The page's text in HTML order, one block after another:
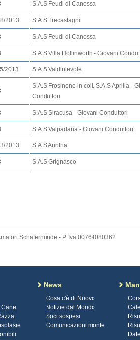
S.A.S Feudi di Canossa
2013 S.A.S Trecastagni
S.A.S Feudi di Canossa
S.A.S Villa Hollinworth - Giovani
2013 S.A.S Valdinievole
S.A.S Frosinone in coll. S.A.S Aprilia -
Conduttori
S.A.S Siracusa - Giovani Conduttori
S.A.S Valpadana - Giovani Conduttori
2013 S.A.S Arintha
S.A.S Grignasco
Schäferhunde - P. Iva 00764080362
Cane
News
Cosa c'è di Nuovo
Notizie dal Mondo
Soci sospesi
Comunicazioni monte